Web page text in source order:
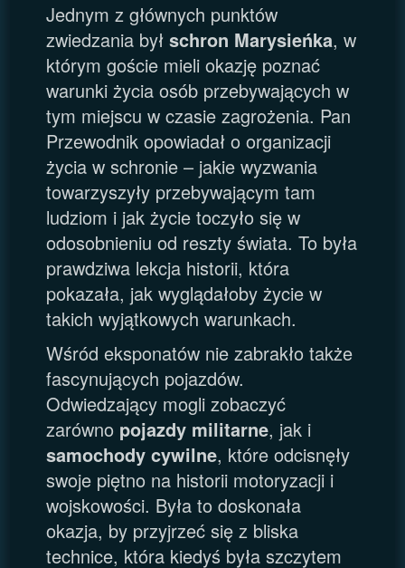
Jednym z głównych punktów
zwiedzania byłschron Marysieńka, w
którym goście mieli okazję poznać
warunki życia osób przebywających w
tym miejscu w czasie zagrożenia. Pan
Przewodnik opowiadał o organizacji
życia w schronie – jakie wyzwania
towarzyszyły przebywającym tam
ludziom i jak życie toczyło się w
odosobnieniu od reszty świata. To była
prawdziwa lekcja historii, która
pokazała, jak wyglądałoby życie w
takich wyjątkowych warunkach.
Wśród eksponatów nie zabrakło także
fascynujących pojazdów.
Odwiedzający mogli zobaczyć
zarówno pojazdy militarne, jak i
samochody cywilne, które odcisnęły
swoje piętno na historii motoryzacji i
wojskowości. Była to doskonała
okazja, by przyjrzeć się z bliska
technice, która kiedyś była szczytem